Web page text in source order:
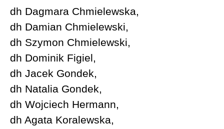
dh Dagmara Chmielewska,
dh Damian Chmielewski,
dh Szymon Chmielewski,
dh Dominik Figiel,
dh Jacek Gondek,
dh Natalia Gondek,
dh Wojciech Hermann,
dh Agata Koralewska,